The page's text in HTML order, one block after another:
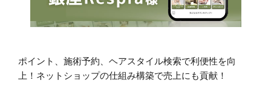
ポイント、施術予約、ヘアスタイル検索で利便性を向
上！ネットショップの仕組み構築で売上にも貢献！